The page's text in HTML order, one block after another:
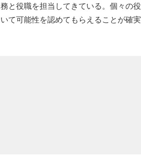
務と役職を担当してきている。個々の
いて可能性を認めてもらえることが確